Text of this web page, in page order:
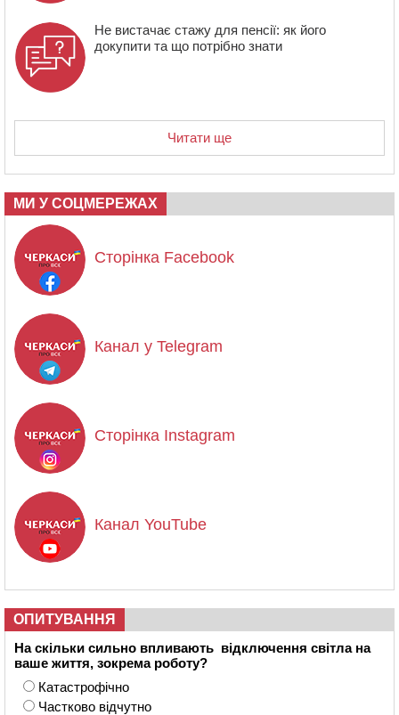
Не вистачає стажу для пенсії: як його
докупити та що потрібно знати
Читати ще
МИ У СОЦМЕРЕЖАХ
Сторінка Facebook
Канал у Telegram
Сторінка Instagram
Канал YouTube
ОПИТУВАННЯ
На скільки сильно впливають відключення світла на
ваше життя, зокрема роботу?
Катастрофічно
Частково відчутно